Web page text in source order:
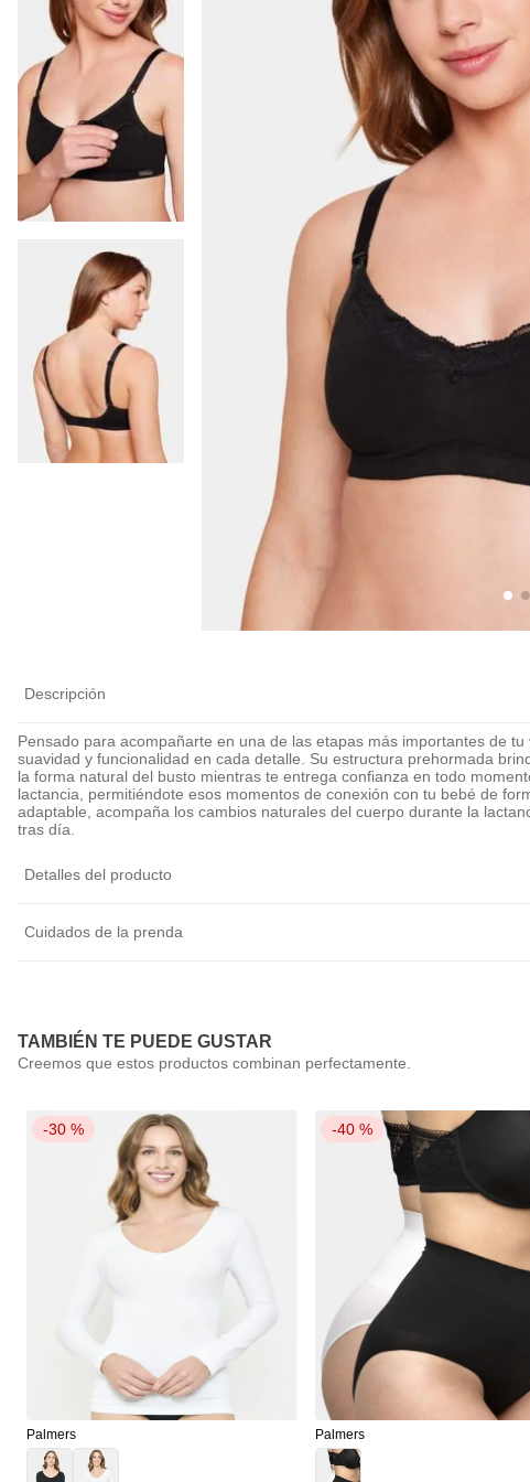
9
colaless
10. pack
Descripción
Pensado para acompañarte en una de las etapas más importantes de
suavidad y funcionalidad en cada detalle. Su estructura prehormada
la forma natural del busto mientras te entrega confianza en todo
lactancia, permitiéndote esos momentos de conexión con tu bebé de
adaptable, acompaña los cambios naturales del cuerpo durante la
tras día.
Detalles del producto
Cuidados de la prenda
Calza Antiroce
5990 6990
TAMBIÉN TE PUEDE GUSTAR
-30 %
Palmers
-40 %
Palmers